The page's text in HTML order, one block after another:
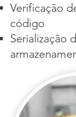
Verificação
código
Serialização